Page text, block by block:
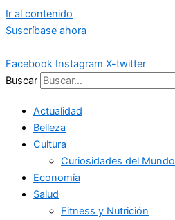
Ir al contenido
Suscríbase ahora
Facebook Instagram X-twitter
Buscar
Actualidad
Belleza
Cultura
Curiosidades del Mundo
Economía
Salud
Fitness y Nutrición